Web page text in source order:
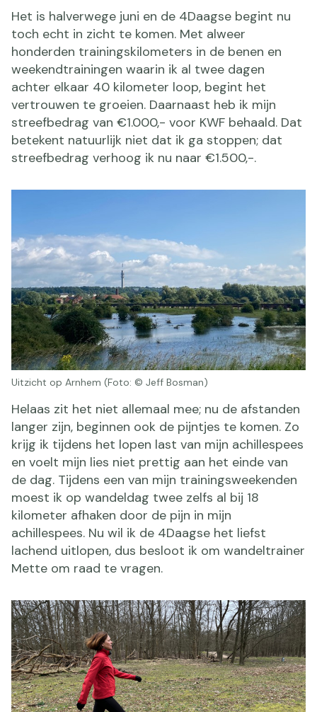
Het is halverwege juni en de 4Daagse begint nu
toch echt in zicht te komen. Met alweer
honderden trainingskilometers in de benen en
weekendtrainingen waarin ik al twee dagen
achter elkaar 40 kilometer loop, begint het
vertrouwen te groeien. Daarnaast heb ik mijn
streefbedrag van €1.000,- voor KWF behaald. Dat
betekent natuurlijk niet dat ik ga stoppen; dat
streefbedrag verhoog ik nu naar €1.500,-.
Uitzicht op Arnhem (Foto: © Jeff Bosman)
Helaas zit het niet allemaal mee; nu de afstanden
langer zijn, beginnen ook de pijntjes te komen. Zo
krijg ik tijdens het lopen last van mijn achillespees
en voelt mijn lies niet prettig aan het einde van
de dag. Tijdens een van mijn trainingsweekenden
moest ik op wandeldag twee zelfs al bij 18
kilometer afhaken door de pijn in mijn
achillespees. Nu wil ik de 4Daagse het liefst
lachend uitlopen, dus besloot ik om wandeltrainer
Mette om raad te vragen.